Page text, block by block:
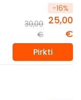
-16%
30,00
€
25,00
€
Pirkti